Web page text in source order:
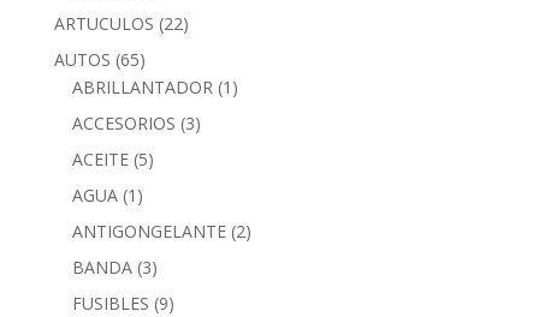
ARTUCULOS (22)
AUTOS (65)
ABRILLANTADOR (1)
ACCESORIOS (3)
ACEITE (5)
AGUA (1)
ANTIGONGELANTE (2)
BANDA (3)
FUSIBLES (9)